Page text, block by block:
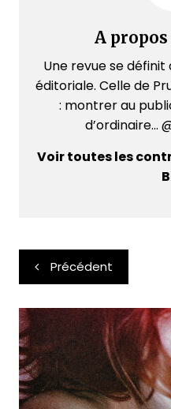
A
Une revue se
éditoriale. Celle de
: montrer au
d’ordinaire...
Voir toutes les
Navigation
de
l’article
Précédent